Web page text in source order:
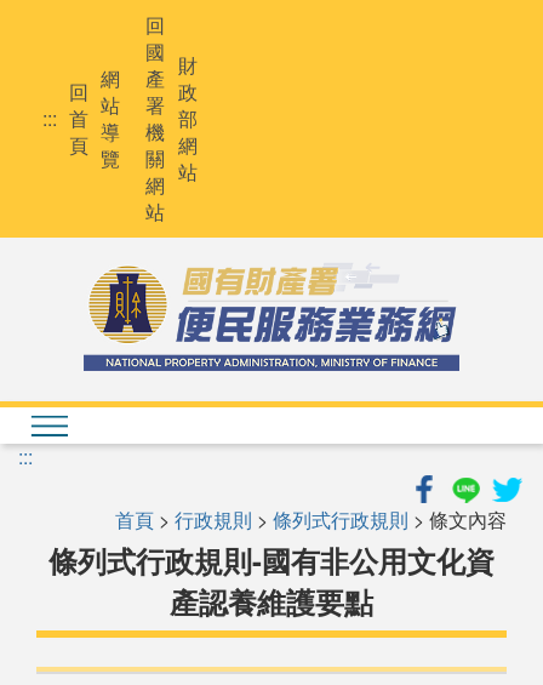
:::
回
首
頁
網
站
導
覽
回
國
產
署
機
關
網
站
財
政
部
網
站
:::
首頁 > 行政規則 > 條列式行政規則 > 條文內容
條列式行政規則-國有非公用文化資
產認養維護要點